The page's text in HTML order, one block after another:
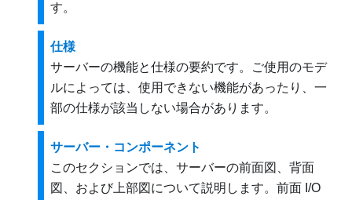
す。
仕様
サーバーの機能と仕様の要約です。ご使用のモデ
ルによっては、使用できない機能があったり、一
部の仕様が該当しない場合があります。
サーバー・コンポーネント
このセクションでは、サーバーの前面図、背面
図、および上部図について説明します。前面 I/O